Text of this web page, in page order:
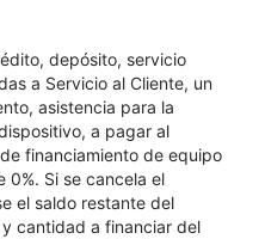
depósito, servicio
a Servicio al Cliente, un
asistencia para la
a pagar al
financiamiento de equipo
0%. Si se cancela el
el saldo restante del
cantidad a financiar del